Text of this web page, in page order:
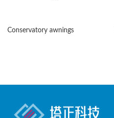
Conservatory awnings